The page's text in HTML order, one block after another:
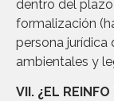
dentro del
formalización
persona jurídica
ambientales y
VII. ¿EL